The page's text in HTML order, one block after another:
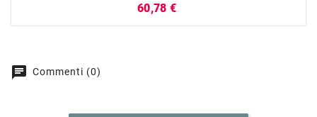
60,78 €
chat Commenti (0)